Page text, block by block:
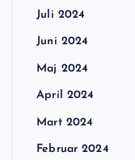
Juli 2024
Juni 2024
Maj 2024
April 2024
Mart 2024
Februar 2024